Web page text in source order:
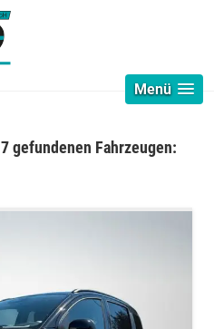
Menü
gefundenen Fahrzeugen: